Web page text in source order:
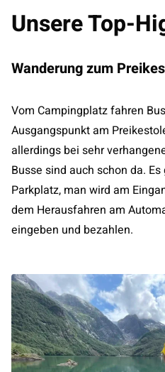
Unsere Top-
Wanderung zum
Vom Campingplatz fahren
Ausgangspunkt am
allerdings bei sehr
Busse sind auch schon da.
Parkplatz, man wird am
dem Herausfahren am
eingeben und bezahlen.